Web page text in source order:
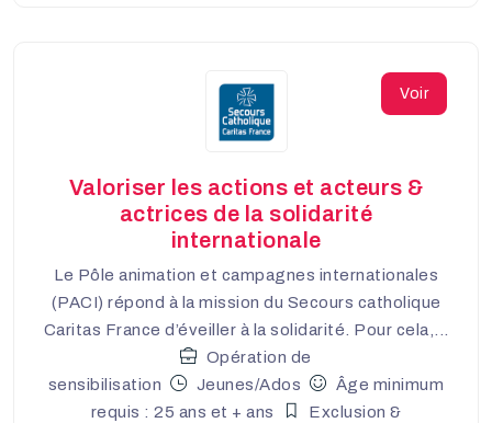
Voir
Valoriser les actions et acteurs &
actrices de la solidarité
internationale
Le Pôle animation et campagnes internationales
(PACI) répond à la mission du Secours catholique
Caritas France d’éveiller à la solidarité. Pour cela,...
Opération de
sensibilisation
Jeunes/Ados
Âge minimum
requis : 25 ans et + ans
Exclusion &